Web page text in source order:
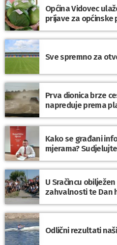
Općina Vidovec
prijave za općinske
Sve spremno za
Prva dionica brze
napreduje prema
Kako se građani
mjerama?
U Sračincu
zahvalnosti te Dan
Odlični rezultati